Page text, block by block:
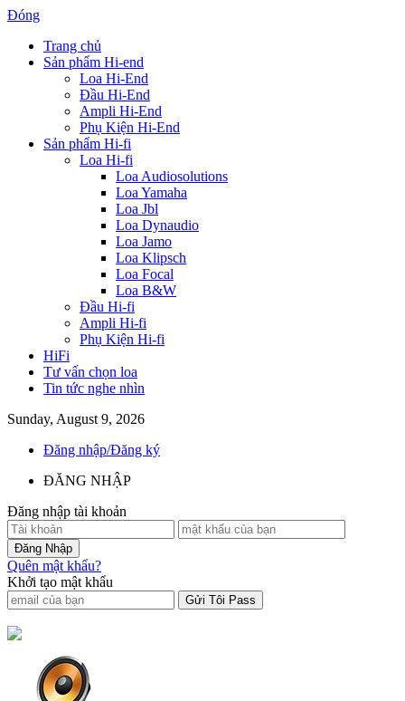
Đóng
Trang chủ
Sản phẩm Hi-end
Loa Hi-End
Đầu Hi-End
Ampli Hi-End
Phụ Kiện Hi-End
Sản phẩm Hi-fi
Loa Hi-fi
Loa Audiosolutions
Loa Yamaha
Loa Jbl
Loa Dynaudio
Loa Jamo
Loa Klipsch
Loa Focal
Loa B&W
Đầu Hi-fi
Ampli Hi-fi
Phụ Kiện Hi-fi
HiFi
Tư vấn chọn loa
Tin tức nghe nhìn
Sunday, August 9, 2026
Đăng nhập/Đăng ký
ĐĂNG NHẬP
Đăng nhập tài khoản
Quên mật khẩu?
Khởi tạo mật khẩu